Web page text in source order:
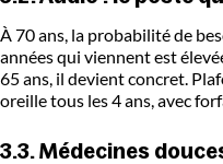
À 70 ans, la probabilité de
années qui viennent est
65 ans, il devient concret.
oreille tous les 4 ans, avec
3.3. Médecines